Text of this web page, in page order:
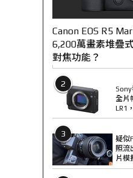
Canon EOS R5
6,200萬畫素堆疊
對焦功能？
2
全片
LR1
3
疑似
照流
片模